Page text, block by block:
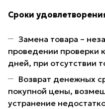
Сроки
Замена товара –
проведении проверки
дней, при отсутствии
Возврат денежных
покупной цены,
устранение